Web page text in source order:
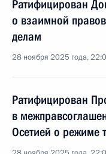
Ратифицирован
о взаимной
делам
28 ноября 2025 года,
Ратифицирован
в
Осетией о режиме